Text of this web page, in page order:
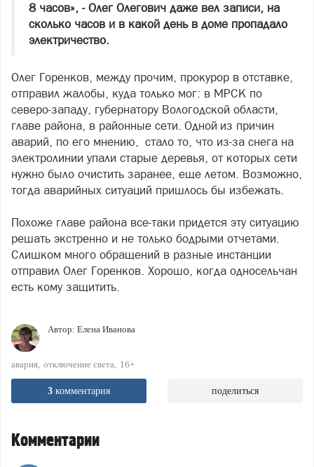
8 часов», - Олег Олегович даже вел записи, на
сколько часов и в какой день в доме пропадало
электричество.
Олег Горенков, между прочим, прокурор в отставке,
отправил жалобы, куда только мог: в МРСК по
северо-западу, губернатору Вологодской области,
главе района, в районные сети. Одной из причин
аварий, по его мнению, стало то, что из-за снега на
электролинии упали старые деревья, от которых сети
нужно было очистить заранее, еще летом. Возможно,
тогда аварийных ситуаций пришлось бы избежать.
Похоже главе района все-таки придется эту ситуацию
решать экстренно и не только бодрыми отчетами.
Слишком много обращений в разные инстанции
отправил Олег Горенков. Хорошо, когда односельчан
есть кому защитить.
Автор: Елена Иванова
авария отключение света 16+
3 комментария поделиться
Комментарии